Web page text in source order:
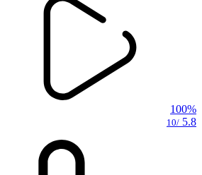
100%
5.8
/10